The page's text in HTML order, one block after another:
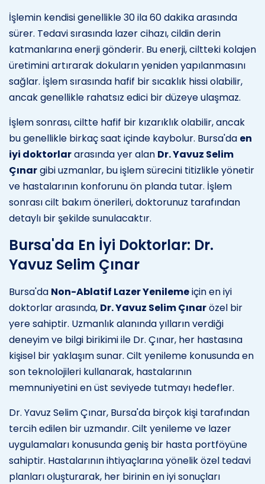
İşlemin kendisi genellikle 30 ila 60 dakika arasında
sürer. Tedavi sırasında lazer cihazı, cildin derin
katmanlarına enerji gönderir. Bu enerji, ciltteki kolajen
üretimini artırarak dokuların yeniden yapılanmasını
sağlar. İşlem sırasında hafif bir sıcaklık hissi olabilir,
ancak genellikle rahatsız edici bir düzeye ulaşmaz.
İşlem sonrası, ciltte hafif bir kızarıklık olabilir, ancak
bu genellikle birkaç saat içinde kaybolur. Bursa'da en
iyi doktorlararasında yer alan Dr. Yavuz Selim
Çınargibi uzmanlar, bu işlem sürecini titizlikle yönetir
ve hastalarının konforunu ön planda tutar. İşlem
sonrası cilt bakım önerileri, doktorunuz tarafından
detaylı bir şekilde sunulacaktır.
Bursa'da En İyi Doktorlar: Dr.
Yavuz Selim Çınar
Bursa'da Non-Ablatif Lazer Yenilemeiçin en iyi
doktorlar arasında, Dr. Yavuz Selim Çınarözel bir
yere sahiptir. Uzmanlık alanında yılların verdiği
deneyim ve bilgi birikimi ile Dr. Çınar, her hastasına
kişisel bir yaklaşım sunar. Cilt yenileme konusunda en
son teknolojileri kullanarak, hastalarının
memnuniyetini en üst seviyede tutmayı hedefler.
Dr. Yavuz Selim Çınar, Bursa'da birçok kişi tarafından
tercih edilen bir uzmandır. Cilt yenileme ve lazer
uygulamaları konusunda geniş bir hasta portföyüne
sahiptir. Hastalarının ihtiyaçlarına yönelik özel tedavi
planları oluşturarak, her birinin en iyi sonuçları